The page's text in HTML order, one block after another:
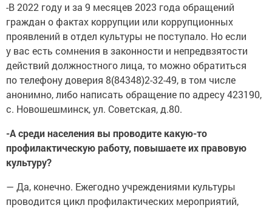
-В 2022 году и за 9 месяцев 2023 года обращений
граждан о фактах коррупции или коррупционных
проявлений в отдел культуры не поступало. Но если
у вас есть сомнения в законности и непредвзятости
действий должностного лица, то можно обратиться
по телефону доверия 8(84348)2-32-49, в том числе
анонимно, либо написать обращение по адресу 423190,
с. Новошешминск, ул. Советская, д.80.
-А среди населения вы проводите какую-то
профилактическую работу, повышаете их правовую
культуру?
— Да, конечно. Ежегодно учреждениями культуры
проводится цикл профилактических мероприятий,